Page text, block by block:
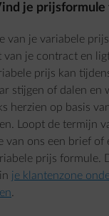
je prijsformule
van je variabele
van je contract en
prijs kan
stijgen of dalen en
herzien op basis
Loopt de termijn
van ons een brief of
prijs formule.
je klantenzone